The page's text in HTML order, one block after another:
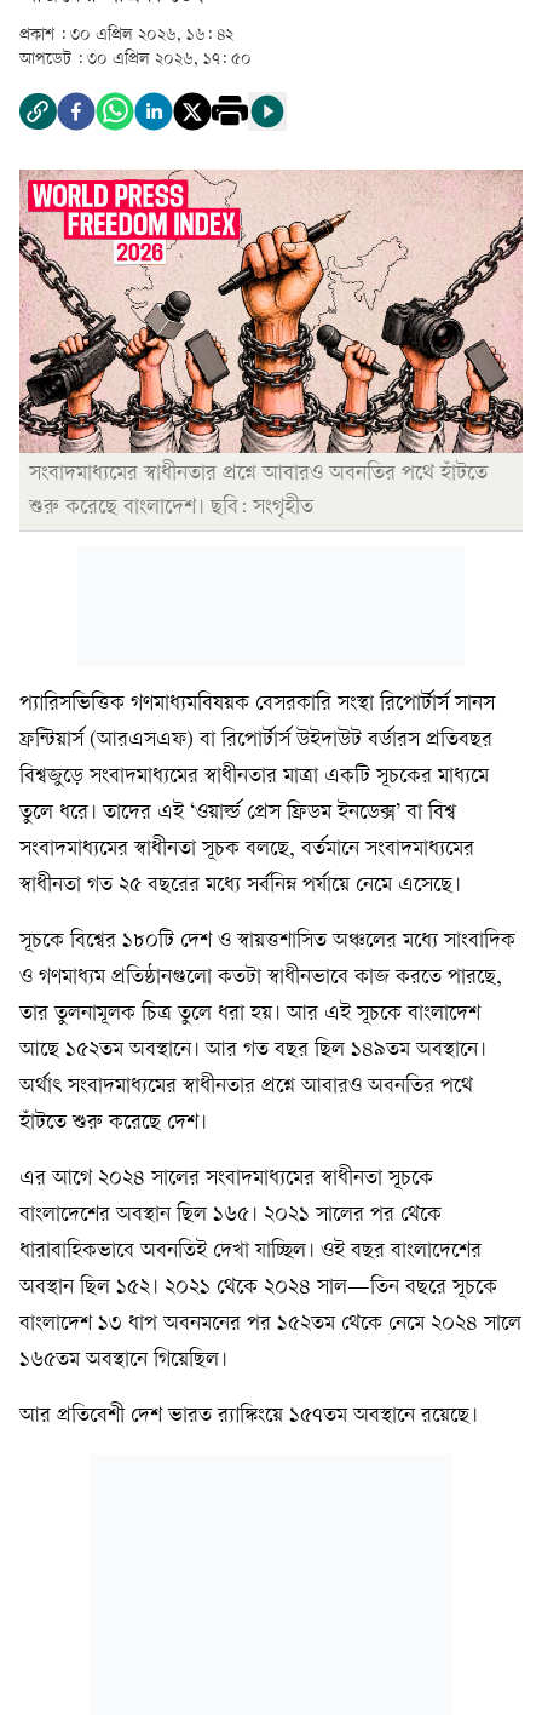
প্রকাশ : ৩০ এপ্রিল ২০২৬, ১৬: ৪২
আপডেট : ৩০ এপ্রিল ২০২৬, ১৭: ৫০
সংবাদমাধ্যমের স্বাধীনতার প্রশ্নে আবারও অবনতির পথে হাঁটতে
শুরু করেছে বাংলাদেশ। ছবি: সংগৃহীত
প্যারিসভিত্তিক গণমাধ্যমবিষয়ক বেসরকারি সংস্থা রিপোর্টার্স সানস
ফ্রন্টিয়ার্স (আরএসএফ) বা রিপোর্টার্স উইদাউট বর্ডারস প্রতিবছর
বিশ্বজুড়ে সংবাদমাধ্যমের স্বাধীনতার মাত্রা একটি সূচকের মাধ্যমে
তুলে ধরে। তাদের এই ‘ওয়ার্ল্ড প্রেস ফ্রিডম ইনডেক্স’ বা বিশ্ব
সংবাদমাধ্যমের স্বাধীনতা সূচক বলছে, বর্তমানে সংবাদমাধ্যমের
স্বাধীনতা গত ২৫ বছরের মধ্যে সর্বনিম্ন পর্যায়ে নেমে এসেছে।
সূচকে বিশ্বের ১৮০টি দেশ ও স্বায়ত্তশাসিত অঞ্চলের মধ্যে সাংবাদিক
ও গণমাধ্যম প্রতিষ্ঠানগুলো কতটা স্বাধীনভাবে কাজ করতে পারছে,
তার তুলনামূলক চিত্র তুলে ধরা হয়। আর এই সূচকে বাংলাদেশ
আছে ১৫২তম অবস্থানে। আর গত বছর ছিল ১৪৯তম অবস্থানে।
অর্থাৎ সংবাদমাধ্যমের স্বাধীনতার প্রশ্নে আবারও অবনতির পথে
হাঁটতে শুরু করেছে দেশ।
এর আগে ২০২৪ সালের সংবাদমাধ্যমের স্বাধীনতা সূচকে
বাংলাদেশের অবস্থান ছিল ১৬৫। ২০২১ সালের পর থেকে
ধারাবাহিকভাবে অবনতিই দেখা যাচ্ছিল। ওই বছর বাংলাদেশের
অবস্থান ছিল ১৫২। ২০২১ থেকে ২০২৪ সাল—তিন বছরে সূচকে
বাংলাদেশ ১৩ ধাপ অবনমনের পর ১৫২তম থেকে নেমে ২০২৪ সালে
১৬৫তম অবস্থানে গিয়েছিল।
আর প্রতিবেশী দেশ ভারত র‍্যাঙ্কিংয়ে ১৫৭তম অবস্থানে রয়েছে।